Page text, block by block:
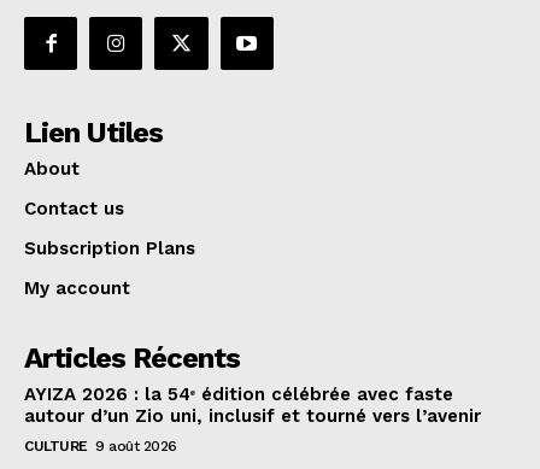
Lien Utiles
About
Contact us
Subscription Plans
My account
Articles Récents
AYIZA 2026 : la 54ᵉ édition célébrée avec faste
autour d’un Zio uni, inclusif et tourné vers l’avenir
CULTURE 9 août 2026